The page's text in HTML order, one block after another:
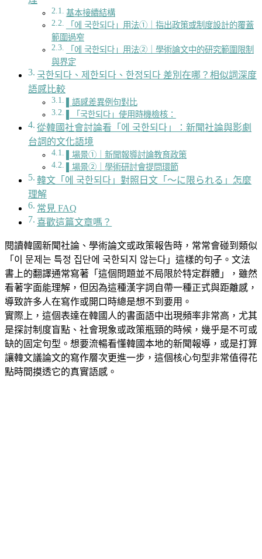
基本接續結構
「에 국한되다」用法①｜指出政策或制度設計的覆蓋
範圍過窄
「에 국한되다」用法②｜學術論文中的研究範圍限制
與界定
국한되다、제한되다、한정되다 差別在哪？相似詞深度
語感比較
▌語感差異例句對比
▌「국한되다」使用時機檢核：
從韓國社會討論看「에 국한되다」：新聞社論與影劇
台詞的文化語境
▌場景①｜新聞報導討論教育政策
▌場景②｜學術研討會提問環節
韓文「에 국한되다」對照日文「〜に限られる」怎麼
理解
常見 FAQ
喜歡這篇文章嗎？
閱讀韓國新聞社論、學術論文或政策報告時，常常會碰到類似
「이 문제는 특정 집단에 국한되지 않는다」這樣的句子。文法
書上的翻譯通常寫著「這個問題並不局限於特定群體」，雖然
看著字面能理解，但因為這種漢字詞自帶一種正式與距離感，
導致許多人在寫作或開口時總是想不到要用。
實際上，這個表達在韓國人的書面語中出現頻率非常高，尤其
是探討制度盲點、社會現象或政策瓶頸的時候，幾乎是不可或
缺的固定句型。想要流暢看懂韓國本地的新聞報導，或是打算
讓韓文議論文的寫作層次更進一步，這個核心句型非常值得花
點時間摸透它的真實語感。